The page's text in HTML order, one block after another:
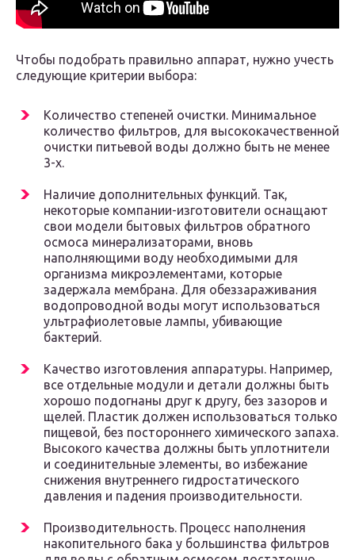
Чтобы подобрать правильно аппарат, нужно учесть
следующие критерии выбора:
Количество степеней очистки. Минимальное
количество фильтров, для высококачественной
очистки питьевой воды должно быть не менее
3-х.
Наличие дополнительных функций. Так,
некоторые компании-изготовители оснащают
свои модели бытовых фильтров обратного
осмоса минерализаторами, вновь
наполняющими воду необходимыми для
организма микроэлементами, которые
задержала мембрана. Для обеззараживания
водопроводной воды могут использоваться
ультрафиолетовые лампы, убивающие
бактерий.
Качество изготовления аппаратуры. Например,
все отдельные модули и детали должны быть
хорошо подогнаны друг к другу, без зазоров и
щелей. Пластик должен использоваться только
пищевой, без постороннего химического запаха.
Высокого качества должны быть уплотнители
и соединительные элементы, во избежание
снижения внутреннего гидростатического
давления и падения производительности.
Производительность. Процесс наполнения
накопительного бака у большинства фильтров